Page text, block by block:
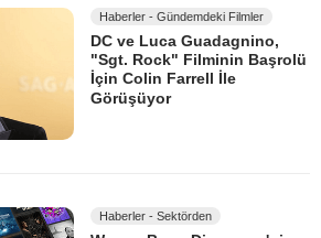
Haberler - Gündemdeki Filmler
DC ve Luca Guadagnino,
"Sgt. Rock" Filminin Başrolü
İçin Colin Farrell İle
Görüşüyor
Haberler - Sektörden